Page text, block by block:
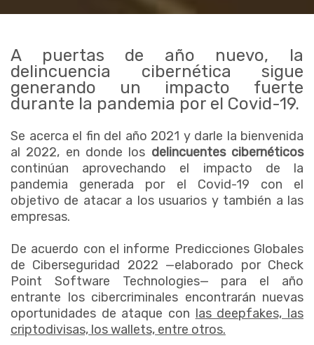
A puertas de año nuevo, la
delincuencia cibernética sigue
generando un impacto fuerte
durante la pandemia por el Covid-19.
Se acerca el fin del año 2021 y darle la bienvenida
al 2022, en donde los delincuentes cibernéticos
continúan aprovechando el impacto de la
pandemia generada por el Covid-19 con el
objetivo de atacar a los usuarios y también a las
empresas.
De acuerdo con el informe Predicciones Globales
de Ciberseguridad 2022 —elaborado por Check
Point Software Technologies— para el año
entrante los cibercriminales encontrarán nuevas
oportunidades de ataque con las deepfakes, las
criptodivisas, los wallets, entre otros.